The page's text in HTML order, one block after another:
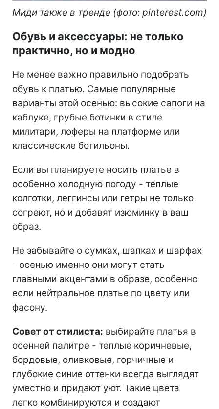
Миди также в тренде (фото: pinterest.com)
Обувь и аксессуары: не только
практично, но и модно
Не менее важно правильно подобрать
обувь к платью. Самые популярные
варианты этой осенью: высокие сапоги на
каблуке, грубые ботинки в стиле
милитари, лоферы на платформе или
классические ботильоны.
Если вы планируете носить платье в
особенно холодную погоду - теплые
колготки, леггинсы или гетры не только
согреют, но и добавят изюминку в ваш
образ.
Не забывайте о сумках, шапках и шарфах
- осенью именно они могут стать
главными акцентами в образе, особенно
если нейтральное платье по цвету или
фасону.
Совет от стилиста: выбирайте платья в
осенней палитре - теплые коричневые,
бордовые, оливковые, горчичные и
глубокие синие оттенки всегда выглядят
уместно и придают уют. Такие цвета
легко комбинируются и создают